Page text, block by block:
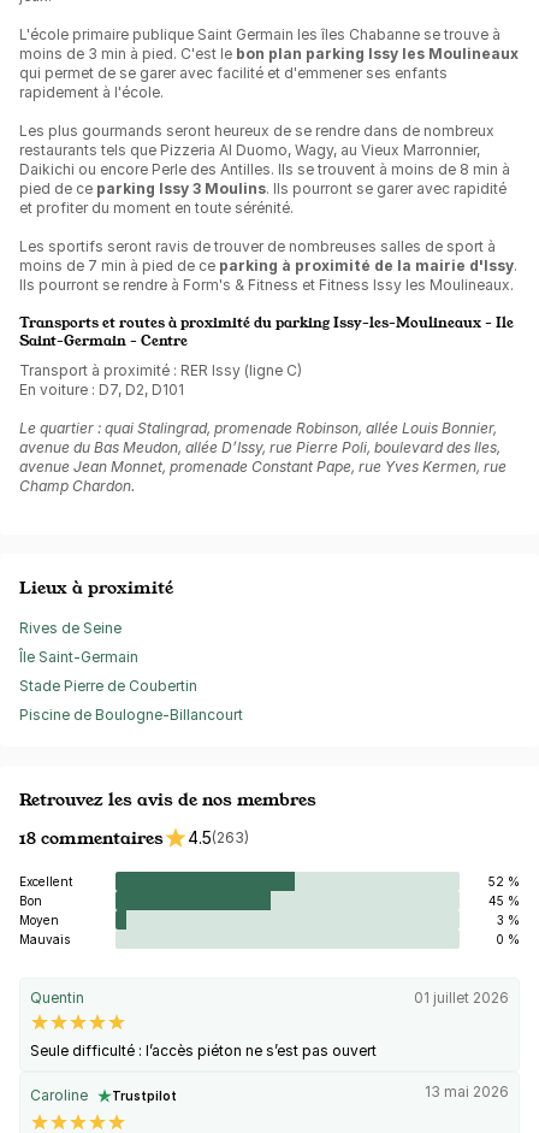
L'école primaire publique Saint Germain les îles Chabanne se trouve à
moins de 3 min à pied. C'est le bon plan parking Issy les Moulineaux
qui permet de se garer avec facilité et d'emmener ses enfants
rapidement à l'école.
Les plus gourmands seront heureux de se rendre dans de nombreux
restaurants tels que Pizzeria Al Duomo, Wagy, au Vieux Marronnier,
Daikichi ou encore Perle des Antilles. Ils se trouvent à moins de 8 min à
pied de ce parking Issy 3 Moulins. Ils pourront se garer avec rapidité
et profiter du moment en toute sérénité.
Les sportifs seront ravis de trouver de nombreuses salles de sport à
moins de 7 min à pied de ce parking à proximité de la mairie d'Issy.
Ils pourront se rendre à Form's & Fitness et Fitness Issy les Moulineaux.
Transports et routes à proximité du parking Issy-les-Moulineaux - Ile
Saint-Germain - Centre
Transport à proximité : RER Issy (ligne C)
En voiture : D7, D2, D101
Le quartier : quai Stalingrad, promenade Robinson, allée Louis Bonnier,
avenue du Bas Meudon, allée D’Issy, rue Pierre Poli, boulevard des Iles,
avenue Jean Monnet, promenade Constant Pape, rue Yves Kermen, rue
Champ Chardon.
Lieux à proximité
Rives de Seine
Île Saint-Germain
Stade Pierre de Coubertin
Piscine de Boulogne-Billancourt
Retrouvez les avis de nos membres
18 commentaires
4.5(263)
Excellent
52 %
Bon
45 %
Moyen
3 %
Mauvais
0 %
Quentin 01 juillet 2026
Seule difficulté : l’accès piéton ne s’est pas ouvert
Caroline Trustpilot 13 mai 2026